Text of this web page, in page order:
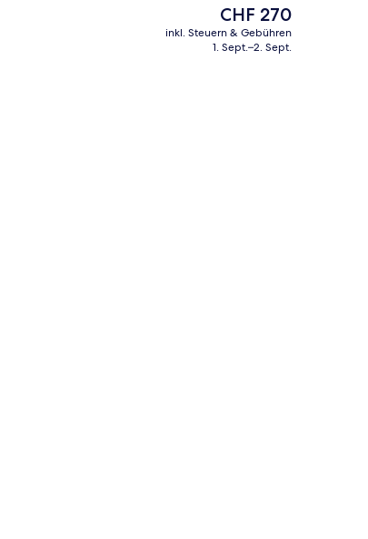
Fitnesscenter
Der
aktuelle
Preis
CHF 270
inkl. Steuern & Gebühren
1. Sept.–2. Sept.